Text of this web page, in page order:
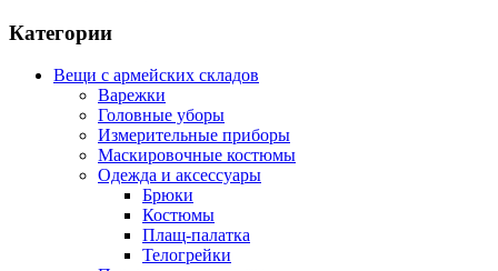
Категории
Вещи с армейских складов
Варежки
Головные уборы
Измерительные приборы
Маскировочные костюмы
Одежда и аксессуары
Брюки
Костюмы
Плащ-палатка
Телогрейки